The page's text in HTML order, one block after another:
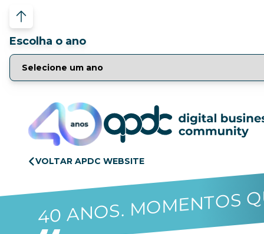
Escolha o ano
VOLTAR APDC WEBSITE
40 ANOS. MOMENTOS